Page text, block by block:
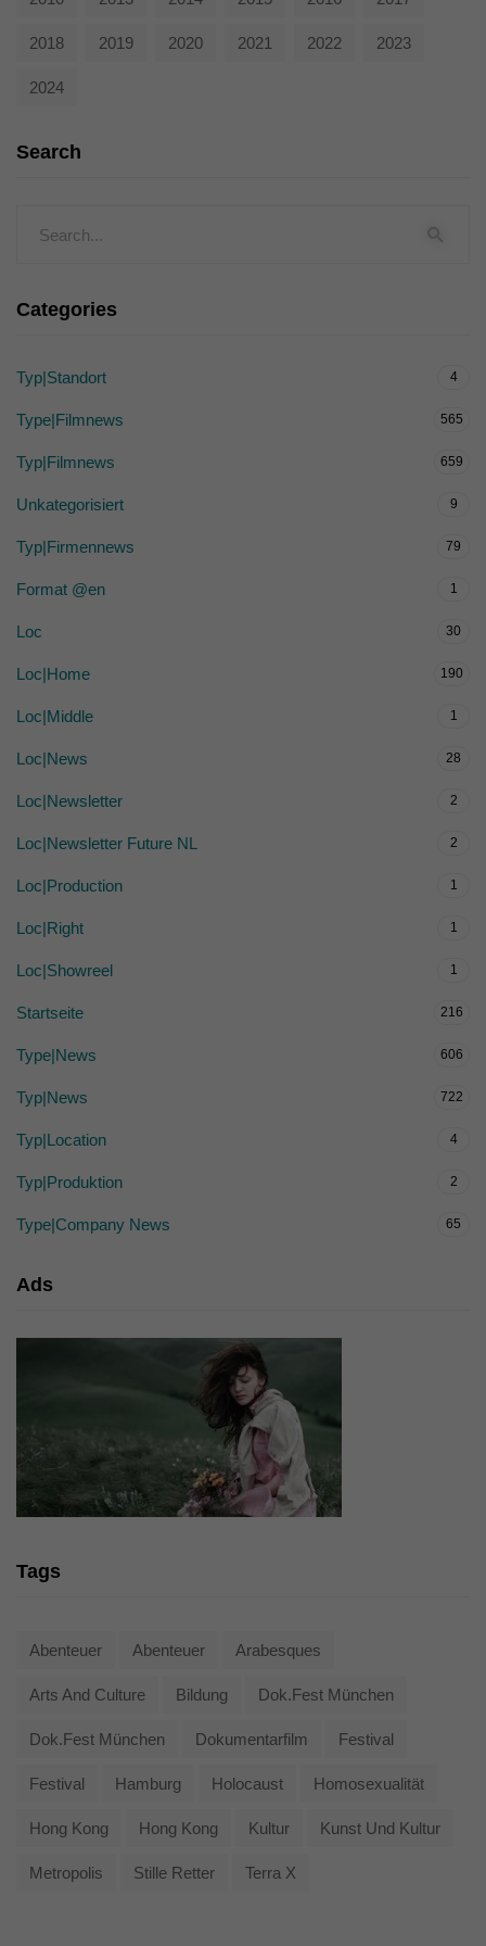
2018 2019 2020 2021 2022 2023
2024
Search
Categories
Typ|Standort 4
Type|Filmnews 565
Typ|Filmnews 659
Unkategorisiert 9
Typ|Firmennews 79
Format @en 1
Loc 30
Loc|Home 190
Loc|Middle 1
Loc|News 28
Loc|Newsletter 2
Loc|Newsletter Future NL 2
Loc|Production 1
Loc|Right 1
Loc|Showreel 1
Startseite 216
Type|News 606
Typ|News 722
Typ|Location 4
Typ|Produktion 2
Type|Company News 65
Ads
Tags
Abenteuer Abenteuer Arabesques
Arts And Culture Bildung Dok.fest München
Dok.fest München Dokumentarfilm Festival
Festival Hamburg Holocaust Homosexualität
Hong Kong Hong Kong Kultur Kunst Und Kultur
Metropolis Stille Retter Terra X